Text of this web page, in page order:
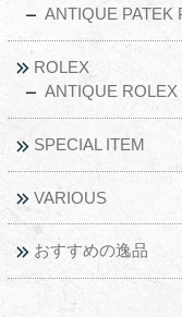
ANTIQUE PATEK
ROLEX
ANTIQUE ROLEX
SPECIAL ITEM
VARIOUS
おすすめの逸品